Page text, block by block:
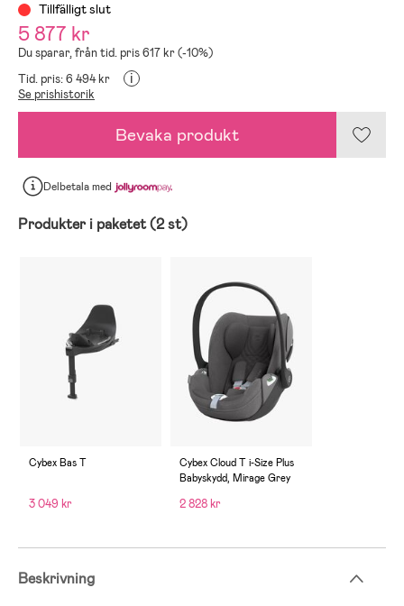
Tillfälligt slut
5 877 kr
Du sparar, från tid. pris 617 kr (-10%)
Tid. pris: 6 494 kr
i
Se prishistorik
Bevaka produkt
Delbetalamed
Produkter i paketet (2 st)
Cybex Bas T
3 049 kr
Cybex Cloud T i-Size Plus
Babyskydd, Mirage Grey
2 828 kr
Beskrivning